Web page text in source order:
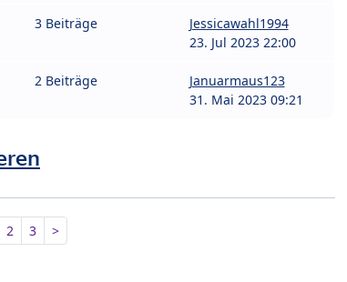
3 Beiträge
Jessicawahl1994
23. Jul 2023 22:00
2 Beiträge
Januarmaus123
31. Mai 2023 09:21
2 3 >